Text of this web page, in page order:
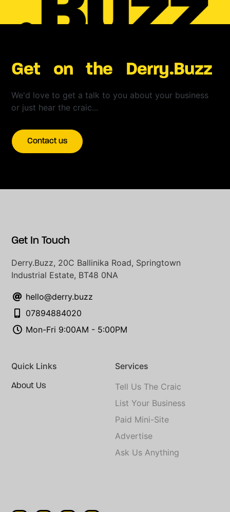
Get on the Derry.Buzz
We'd love to get a talk to you about your business
or just hear the craic...
Contact us
Services
Tell Us The Craic
List Your Business
Paid Mini-Site
Advertise
Ask Us Anything
Quick Links
About Us
Get In Touch
Derry.Buzz, 20C Ballinika Road, Springtown
Industrial Estate, BT48 0NA
hello@derry.buzz
07894884020
Mon-Fri 9:00AM - 5:00PM